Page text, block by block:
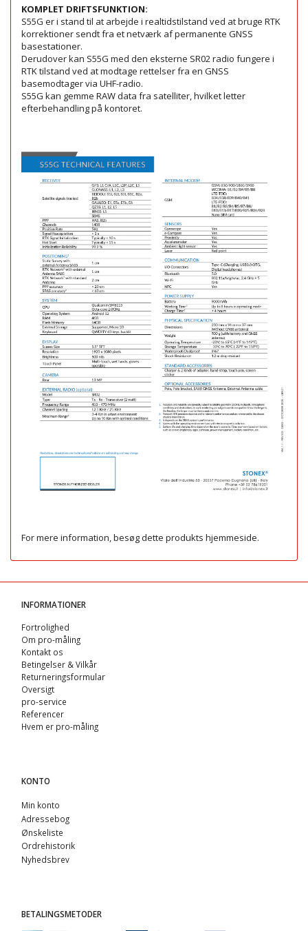
KOMPLET DRIFTSFUNKTION:
S55G er i stand til at arbejde i realtidstilstand ved at bruge RTK
korrektioner sendt fra et netværk af permanente GNSS
basestationer.
Derudover kan S55G med den eksterne SR02 radio fungere i
RTK tilstand ved at modtage rettelser fra en GNSS
basemodtager via UHF-radio.
S55G kan gemme RAW data fra satelliter, hvilket letter
efterbehandling på kontoret.
For mere information, besøg dette produkts hjemmeside.
INFORMATIONER
Fortrolighed
Om pro-måling
Kontakt os
Betingelser & Vilkår
Returneringsformular
Oversigt
pro-service
Referencer
Hvem er pro-måling
KONTO
Min konto
Adressebog
Ønskeliste
Ordrehistorik
Nyhedsbrev
BETALINGSMETODER